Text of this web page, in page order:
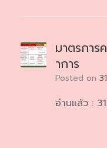
มาตรการ
าการ
Posted on
อ่านแล้ว : 31